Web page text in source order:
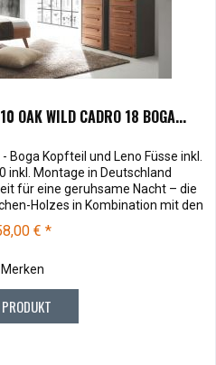
OAK WILD CADRO 18 BOGA...
Boga Kopfteil und Leno Füsse inkl.
inkl. Montage in Deutschland
für eine geruhsame Nacht – die
Holzes in Kombination mit den
verleiht unserer Oak-Line eine
Massivholz Wasserbett...
€ *
Merken